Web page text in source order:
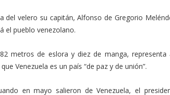
del velero su capitán, Alfonso de Gregorio
el pueblo venezolano.
metros de eslora y diez de manga,
Venezuela es un país “de paz y de unión”.
en mayo salieron de Venezuela, el